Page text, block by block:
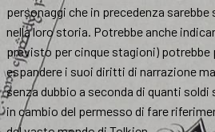
personaggi che in precedenza
nella loro storia. Potrebbe anche
previsto per cinque stagioni)
espandere i suoi diritti di narrazione
senza dubbio a seconda di quanti
in cambio del permesso di fare